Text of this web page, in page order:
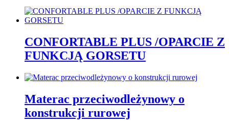
CONFORTABLE PLUS /OPARCIE Z
FUNKCJĄ GORSETU
Materac przeciwodleżynowy o
konstrukcji rurowej